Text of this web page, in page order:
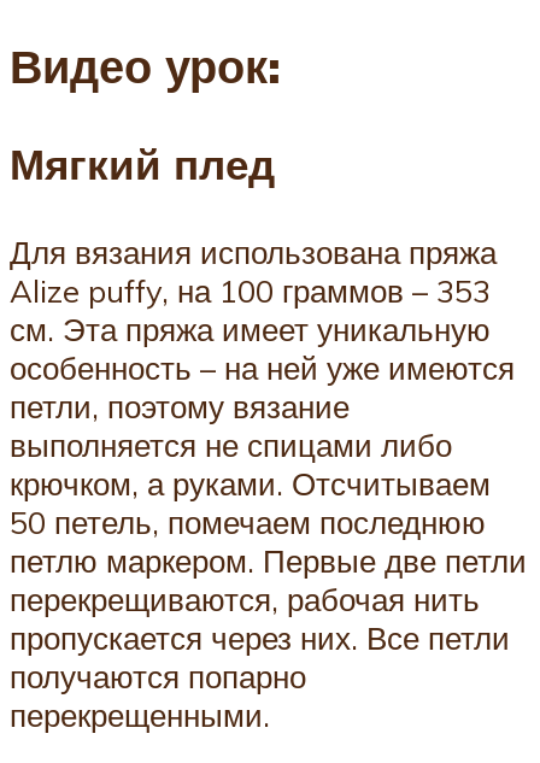
Видео урок:
Мягкий плед
Для вязания использована пряжа
Alize puffy, на 100 граммов – 353
см. Эта пряжа имеет уникальную
особенность – на ней уже имеются
петли, поэтому вязание
выполняется не спицами либо
крючком, а руками. Отсчитываем
50 петель, помечаем последнюю
петлю маркером. Первые две петли
перекрещиваются, рабочая нить
пропускается через них. Все петли
получаются попарно
перекрещенными.